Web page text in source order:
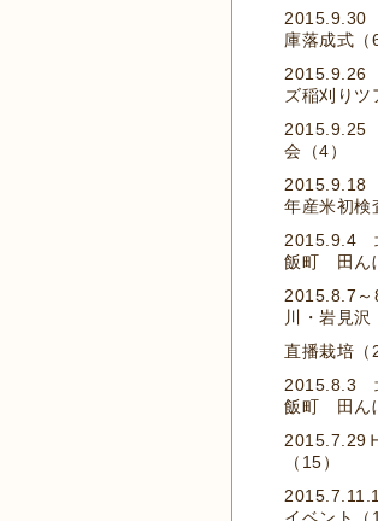
2015.9.30
庫落成式（6
2015.9.26
ズ稲刈りツ
2015.9.25
会（4）
2015.9.18
年産米初検
2015.9.4
飯町 田ん
2015.8.7～
川・岩見沢
直播栽培（
2015.8.3
飯町 田ん
2015.7.29
（15）